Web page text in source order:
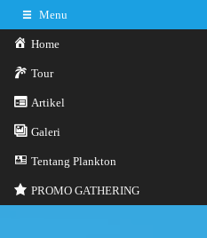
Menu
Home
Tour
Artikel
Galeri
Tentang Plankton
PROMO GATHERING